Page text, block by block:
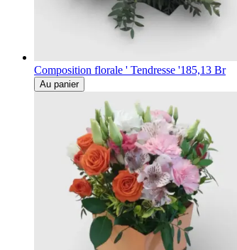
Composition florale ' Tendresse '185,13 Br
Au panier